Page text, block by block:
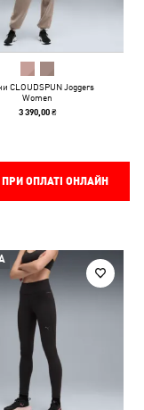
CLOUDSPUN Joggers
Women
3 390,00 ₴
ОПЛАТІ ОНЛАЙН